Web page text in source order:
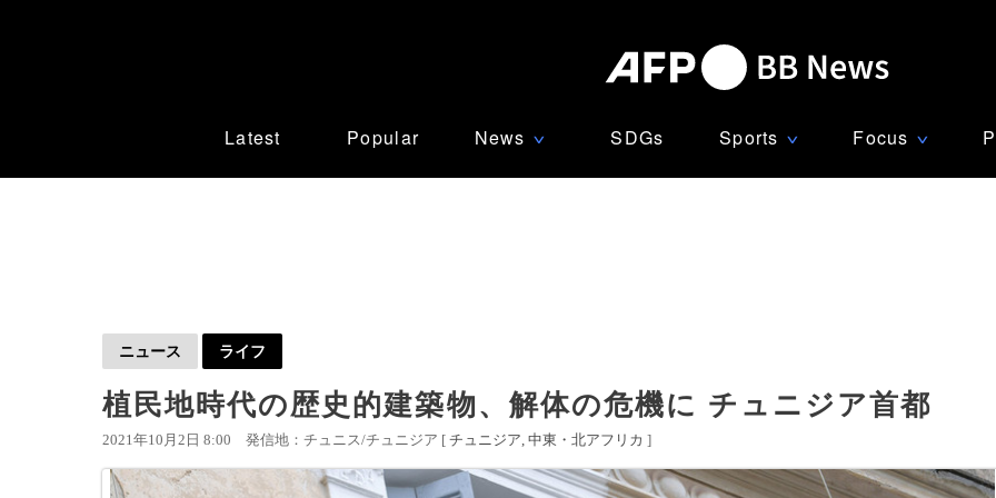
Latest Popular News ∨ SDGs Sports ∨ Focus ∨
ニュース ライフ
植民地時代の歴史的建築物、解体の危機に チュニジア首都
2021年10月2日 8:00 発信地：チュニス/チュニジア [ チュニジア 中東・北アフリカ ]